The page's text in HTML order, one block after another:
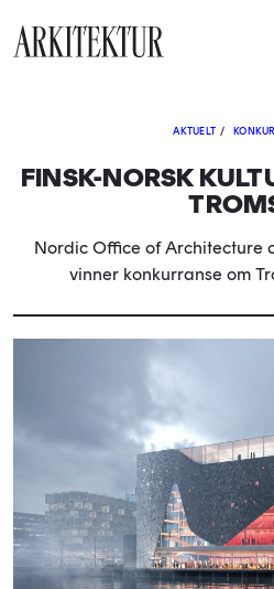
AKTUELT /
FINSK-NORSK
Nordic Office of Architecture
vinner konkurranse om